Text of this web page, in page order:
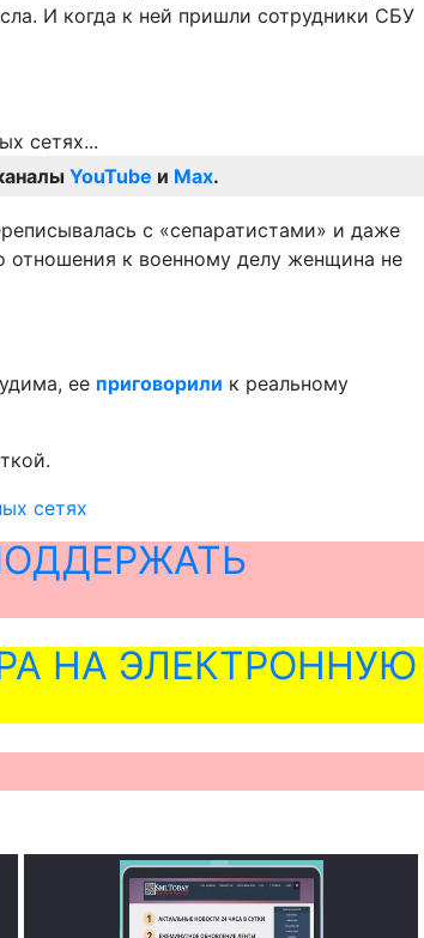
И когда к ней пришли сотрудники СБУ
YouTube и Max.
с «сепаратистами» и даже
отношения к военному делу женщина не
ее приговорили к реальному
сетях
НА ЭЛЕКТРОННУЮ